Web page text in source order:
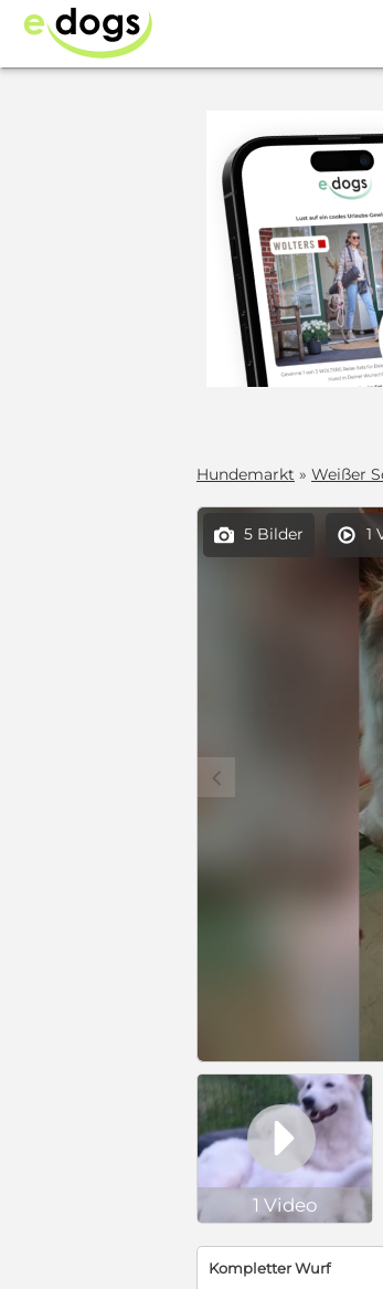
Hundemarkt » Weißer
 5 Bilder  1
c

1 Video
Kompletter Wurf